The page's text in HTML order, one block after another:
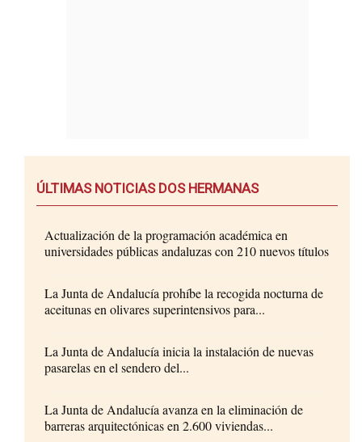
ÚLTIMAS NOTICIAS DOS HERMANAS
Actualización de la programación académica en
universidades públicas andaluzas con 210 nuevos títulos
La Junta de Andalucía prohíbe la recogida nocturna de
aceitunas en olivares superintensivos para...
La Junta de Andalucía inicia la instalación de nuevas
pasarelas en el sendero del...
La Junta de Andalucía avanza en la eliminación de
barreras arquitectónicas en 2.600 viviendas...